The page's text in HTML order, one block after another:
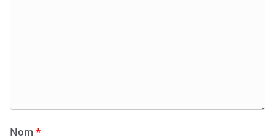
Nom *